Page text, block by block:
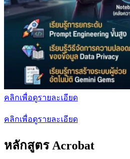
คลิกเพื่อดูรายละเอียด
คลิกเพื่อดูรายละเอียด
หลักสูตร Acrobat